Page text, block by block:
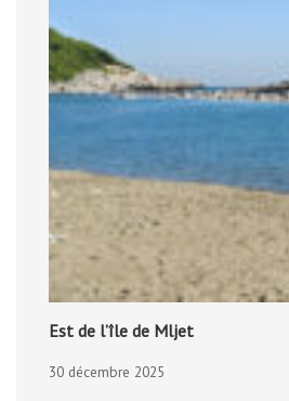
Est de l’île de Mljet
30 décembre 2025